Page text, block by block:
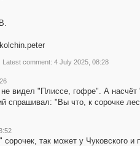
Latest comment: 4 July 2025, 08:28
видел "Плиссе, гофре". А насчёт
спрашивал: "Вы что, к сорочке
так может у Чуковского и